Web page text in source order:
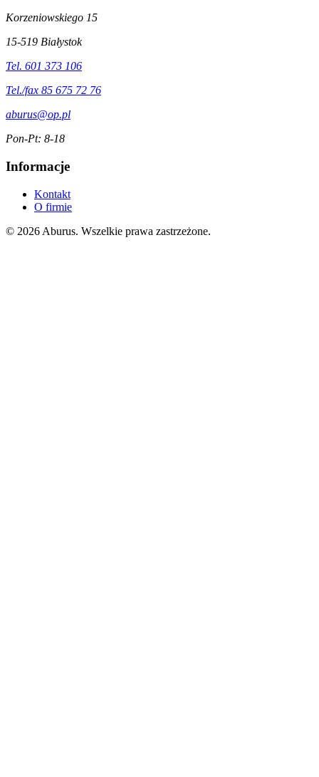
Korzeniowskiego 15
15-519 Białystok
Tel. 601 373 106
Tel./fax 85 675 72 76
aburus@op.pl
Pon-Pt: 8-18
Informacje
Kontakt
O firmie
© 2026 Aburus. Wszelkie prawa zastrzeżone.